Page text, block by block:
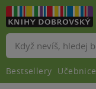
Vyhledávání
Bestsellery Učebnice